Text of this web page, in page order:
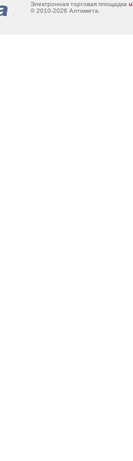
Электронная торговая площадка u
© 2010-2026 Алтимета